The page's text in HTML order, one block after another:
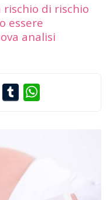
rischio di rischio
essere
analisi
LinkedInTumblr